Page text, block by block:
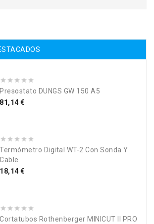
Presostato DUNGS GW 150 A5
Precio
81,14 €
Termómetro Digital WT-2 Con Sonda Y
Cable
Precio
18,14 €
Cortatubos Rothenberger MINICUT II PRO